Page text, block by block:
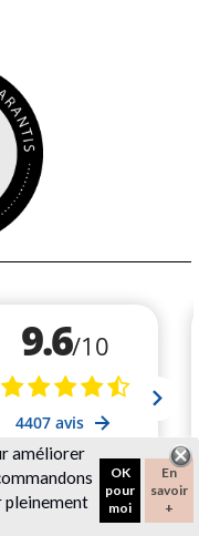
améliorer
OK
pour
moi
En
savoir
+